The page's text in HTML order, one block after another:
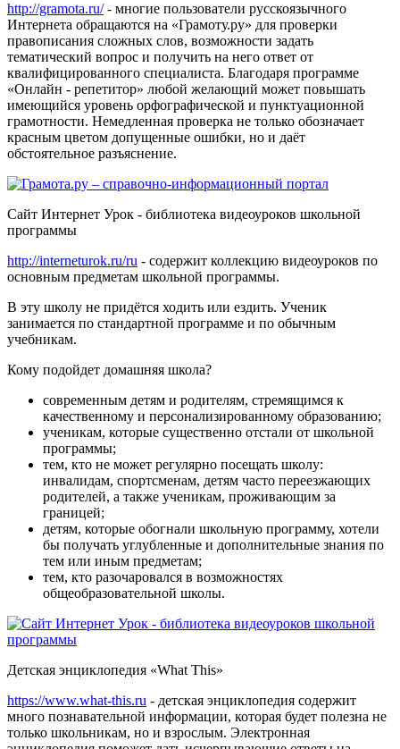
http://gramota.ru/- многие пользователи русскоязычного
Интернета обращаются на «Грамоту.ру» для проверки
правописания сложных слов, возможности задать
тематический вопрос и получить на него ответ от
квалифицированного специалиста. Благодаря программе
«Онлайн - репетитор» любой желающий может повышать
имеющийся уровень орфографической и пунктуационной
грамотности. Немедленная проверка не только обозначает
красным цветом допущенные ошибки, но и даёт
обстоятельное разъяснение.
Сайт Интернет Урок - библиотека видеоуроков школьной
программы
http://interneturok.ru/ru - содержит коллекцию видеоуроков по
основным предметам школьной программы.
В эту школу не придётся ходить или ездить. Ученик
занимается по стандартной программе и по обычным
учебникам.
Кому подойдет домашняя школа?
современным детям и родителям, стремящимся к
качественному и персонализированному образованию;
ученикам, которые существенно отстали от школьной
программы;
тем, кто не может регулярно посещать школу:
инвалидам, спортсменам, детям часто переезжающих
родителей, а также ученикам, проживающим за
границей;
детям, которые обогнали школьную программу, хотели
бы получать углубленные и дополнительные знания по
тем или иным предметам;
тем, кто разочаровался в возможностях
общеобразовательной школы.
Детская энциклопедия «What This»
https://www.what-this.ru - детская энциклопедия содержит
много познавательной информации, которая будет полезна не
только школьникам, но и взрослым. Электронная